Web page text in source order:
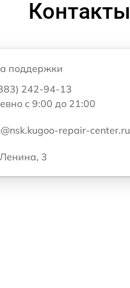
Контакты
поддержки
242-94-13
с 9:00 до 21:00
repair-center.ru
3